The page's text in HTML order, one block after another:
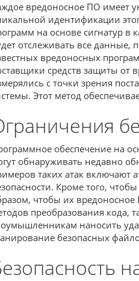
вредоносное ПО имеет
идентификации
на основе сигнатур
отслеживать все данные,
вредоносных
средств защиты от
с точки зрения
Этот метод
обеспечение на
обнаруживать недавно
таких атак включают
Кроме того,
чтобы их
преобразования кода,
наносить
безопасных